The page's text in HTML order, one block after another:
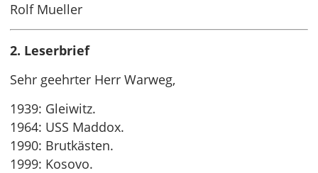
Rolf Mueller
2. Leserbrief
Sehr geehrter Herr Warweg,
1939: Gleiwitz.
1964: USS Maddox.
1990: Brutkästen.
1999: Kosovo.